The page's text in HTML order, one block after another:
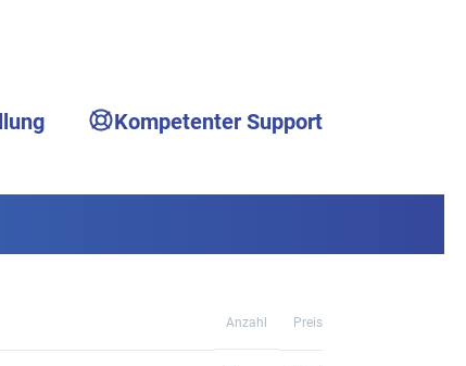
Kompetenter Support
Anzahl Preis